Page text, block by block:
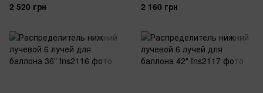
2 520 грн 2 160 грн